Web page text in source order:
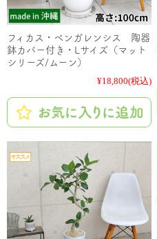
フィカス・ベンガレンシス 陶器
鉢カバー付き・Lサイズ（マット
シリーズ/ムーン）
¥18,800(税込)